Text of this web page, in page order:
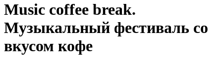
Music coffee break.
Музыкальный фестиваль со
вкусом кофе